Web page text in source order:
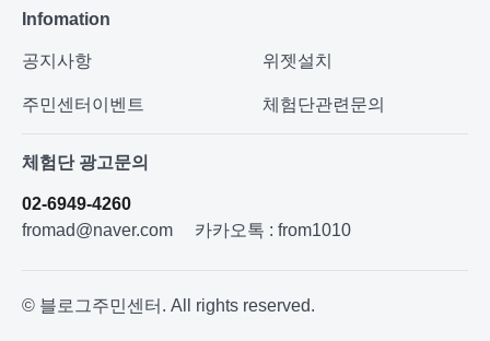
Infomation
공지사항 위젯설치
주민센터이벤트 체험단관련문의
체험단 광고문의
02-6949-4260
fromad@naver.com
카카오톡 : from1010
© 블로그주민센터. All rights reserved.